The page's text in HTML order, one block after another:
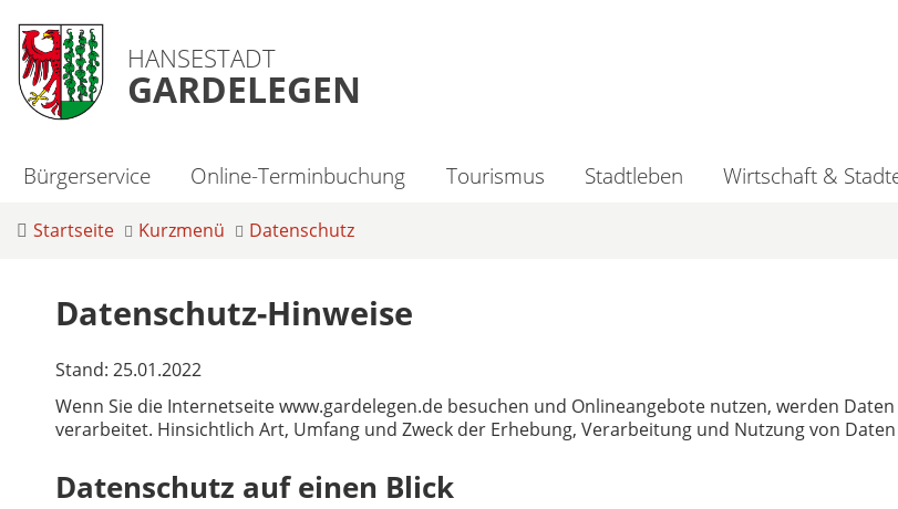
HANSESTADT
GARDELEGEN
Bürgerservice Online-Terminbuchung Tourismus Stadtleben Wirtschaft &
Startseite Kurzmenü Datenschutz
Datenschutz-Hinweise
Stand: 25.01.2022
Wenn Sie die Internetseite www.gardelegen.de besuchen und Onlineangebote nutzen, werden
verarbeitet. Hinsichtlich Art, Umfang und Zweck der Erhebung, Verarbeitung und Nutzung von
Datenschutz auf einen Blick